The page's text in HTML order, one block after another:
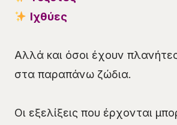
Ιχθύες
Αλλά και όσοι έχουν
στα παραπάνω ζώδια.
Οι εξελίξεις που έρχονται